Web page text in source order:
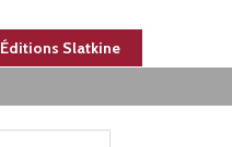
Éditions Slatkine